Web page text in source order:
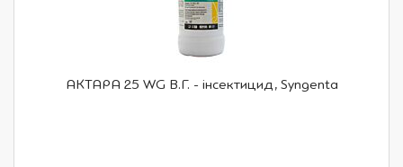
АКТАРА 25 WG В.Г. - інсектицид, Syngenta